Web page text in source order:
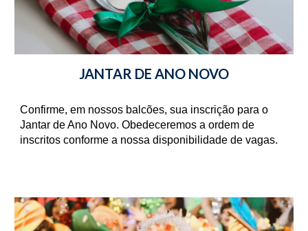
JANTAR DE ANO NOVO
Confirme, em nossos balcões, sua inscrição para o
Jantar de Ano Novo. Obedeceremos a ordem de
inscritos conforme a nossa disponibilidade de vagas.